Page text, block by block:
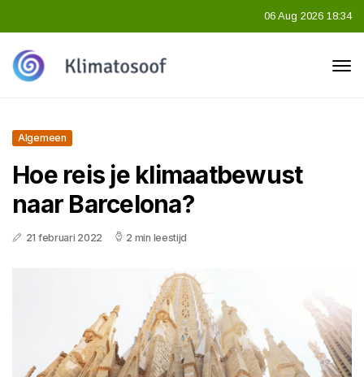
06 Aug 2026 18:34
Algemeen
Hoe reis je klimaatbewust
naar Barcelona?
21 februari 2022 2 min leestijd